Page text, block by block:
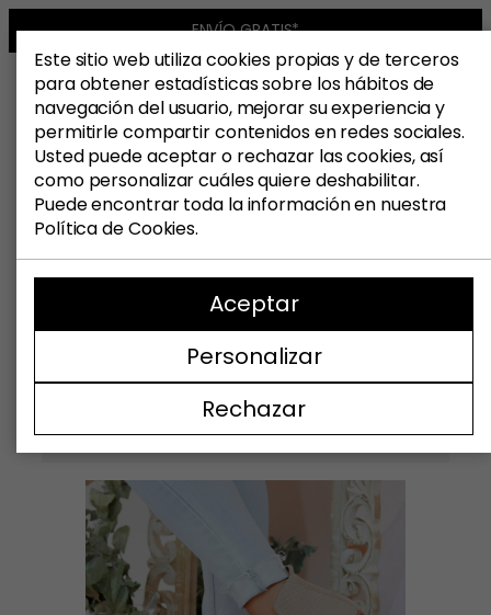
contenido
ENVÍO GRATIS*
Blog zapatos Catchalot/Zapatos de Mujer/
Cómo usar botas en primavera: 5 claves
para un look de transición perfecto
CÓMO USAR BOTAS EN
PRIMAVERA: 5 CLAVES PARA UN
LOOK DE TRANSICIÓN PERFECTO
RAQUEL RIVERA 08/05/2026
Este sitio web utiliza cookies propias y de terceros
para obtener estadísticas sobre los hábitos de
navegación del usuario, mejorar su experiencia y
permitirle compartir contenidos en redes sociales.
Usted puede aceptar o rechazar las cookies, así
como personalizar cuáles quiere deshabilitar.
Puede encontrar toda la información en nuestra
Política de Cookies.
Rechazar
Personalizar
Aceptar